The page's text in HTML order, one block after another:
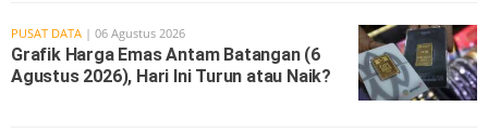
PUSAT DATA | 06 Agustus 2026
Grafik Harga Emas Antam Batangan (6
Agustus 2026), Hari Ini Turun atau Naik?